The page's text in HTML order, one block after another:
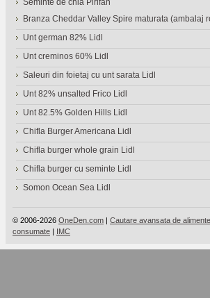
Seminte de chia Pirifan
Branza Cheddar Valley Spire maturata (ambalaj
Unt german 82% Lidl
Unt creminos 60% Lidl
Saleuri din foietaj cu unt sarata Lidl
Unt 82% unsalted Frico Lidl
Unt 82.5% Golden Hills Lidl
Chifla Burger Americana Lidl
Chifla burger whole grain Lidl
Chifla burger cu seminte Lidl
Somon Ocean Sea Lidl
© 2006-2026 OneDen.com | Cautare avansata de alimente
consumate | IMC